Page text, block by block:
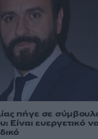
πήγε σε
Είναι ευεργετικό